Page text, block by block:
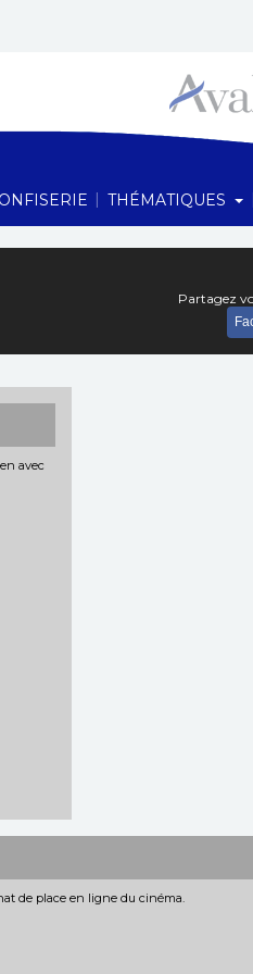
| THÉMATIQUES
1 Rue du Maréchal
Partagez
avec
de place en ligne du cinéma.